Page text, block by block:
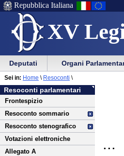
XV
Menu
di
ausilio
alla
navigazione
Vai
Menu
di
navigazione
principale
Repubblica Italiana
Menu
di
navigazione
principale
Vai
menu
di
sezione
Deputati Organi
Vai
al
contenuto
Resoconti parlamentari
Frontespizio
Resoconto sommario
Resoconto stenografico
Votazioni elettroniche
Allegato A
Sei in: Home \ Resoconti \
...